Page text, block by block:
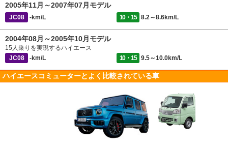
2005年11月～2007年07月モデル
JC08 -km/L 10・15 8.2～8.6km/L
2004年08月～2005年10月モデル
15人乗りを実現するハイエース
JC08
-km/L 10・15 9.5～10.0km/L
ハイエースコミューターとよく比較されている車